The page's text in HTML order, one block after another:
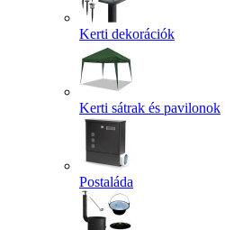
Kerti dekorációk
Kerti sátrak és pavilonok
Postaláda